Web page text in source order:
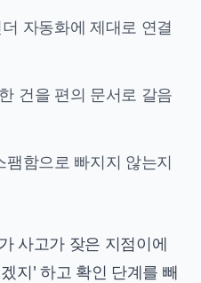
자동화에 제대로 연결
건을 편의 문서로 갈음
함으로 빠지지 않는지
사고가 잦은 지점이에
지' 하고 확인 단계를 빼